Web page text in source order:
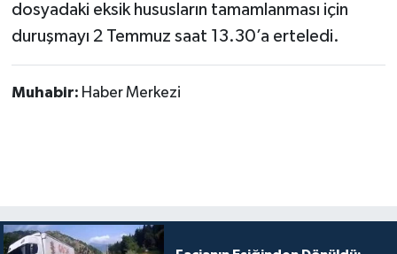
dosyadaki eksik hususların tamamlanması için
duruşmayı 2 Temmuz saat 13.30’a erteledi.
Muhabir: Haber Merkezi